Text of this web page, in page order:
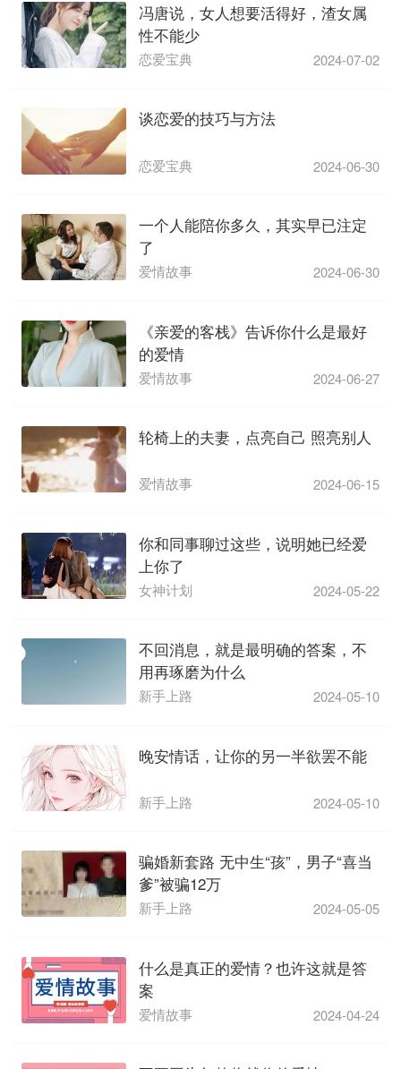
冯唐说，女人想要活得好，渣女属
性不能少
恋爱宝典 2024-07-02
谈恋爱的技巧与方法
恋爱宝典 2024-06-30
一个人能陪你多久，其实早已注定
了
爱情故事 2024-06-30
《亲爱的客栈》告诉你什么是最好
的爱情
爱情故事 2024-06-27
轮椅上的夫妻，点亮自己 照亮别人
爱情故事 2024-06-15
你和同事聊过这些，说明她已经爱
上你了
女神计划 2024-05-22
不回消息，就是最明确的答案，不
用再琢磨为什么
新手上路 2024-05-10
晚安情话，让你的另一半欲罢不能
新手上路 2024-05-10
骗婚新套路 无中生“孩”，男子“喜当
爹”被骗12万
新手上路 2024-05-05
什么是真正的爱情？也许这就是答
案
爱情故事 2024-04-24